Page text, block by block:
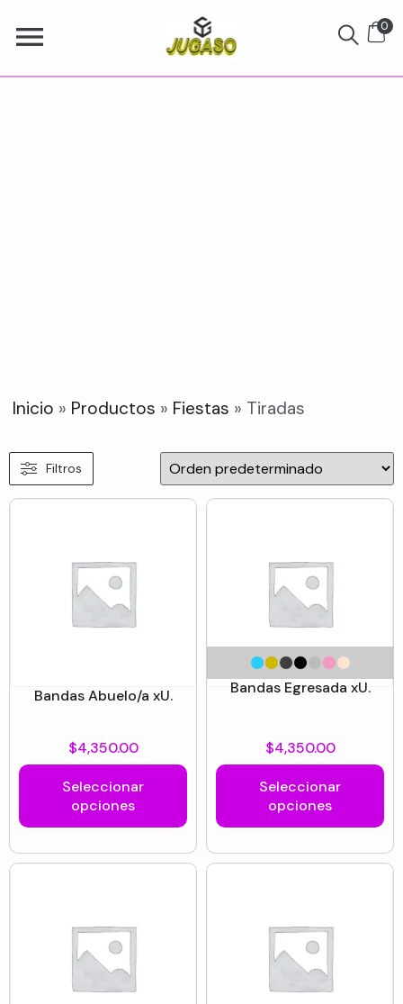
0
Inicio » Productos » Fiestas » Tiradas
Filtros
Bandas Abuelo/a xU.
$4,350.00
Seleccionar
opciones
Bandas Egresada xU.
$4,350.00
Seleccionar
opciones